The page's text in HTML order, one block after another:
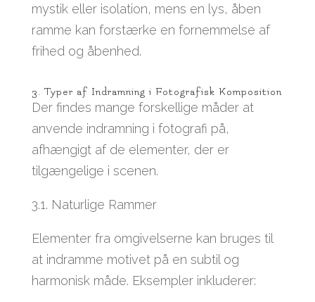
mystik eller isolation, mens en lys, åben
ramme kan forstærke en fornemmelse af
frihed og åbenhed.
3. Typer af Indramning i Fotografisk Komposition
Der findes mange forskellige måder at
anvende indramning i fotografi på,
afhængigt af de elementer, der er
tilgængelige i scenen.
3.1. Naturlige Rammer
Elementer fra omgivelserne kan bruges til
at indramme motivet på en subtil og
harmonisk måde. Eksempler inkluderer: